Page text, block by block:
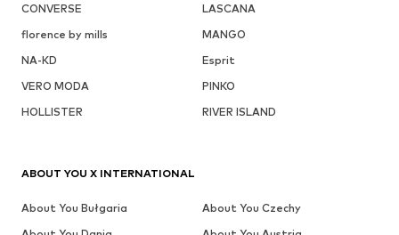
CONVERSE
LASCANA
florence by mills
MANGO
NA-KD
Esprit
VERO MODA
PINKO
HOLLISTER
RIVER ISLAND
ABOUT YOU X INTERNATIONAL
About You Bułgaria
About You Czechy